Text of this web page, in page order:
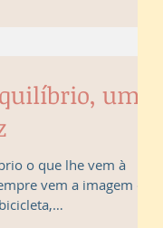
um
o que lhe vem à
vem a imagem de